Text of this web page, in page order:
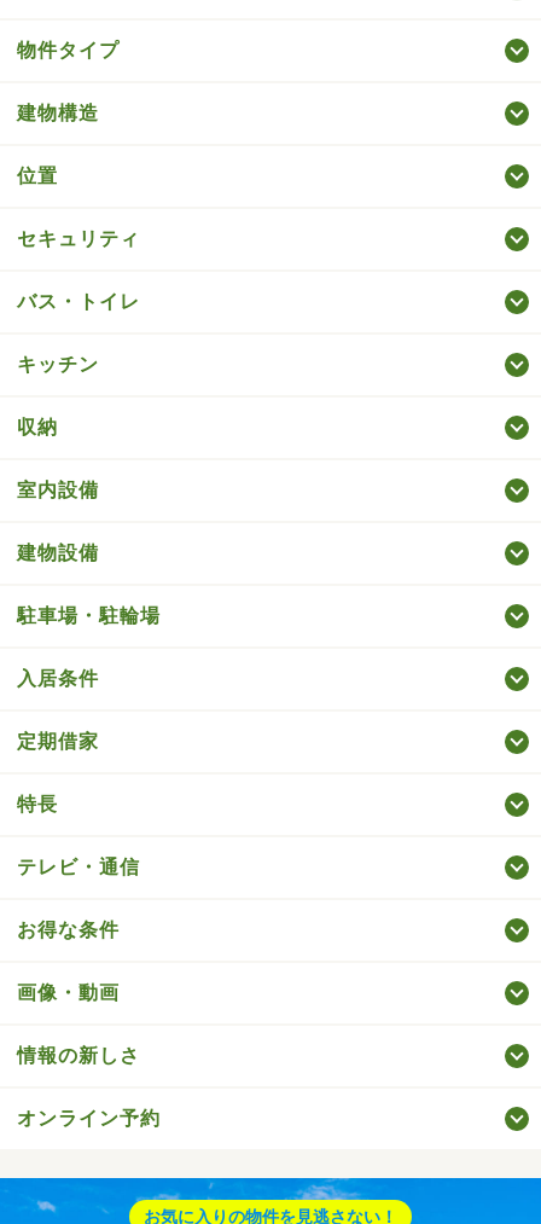
物件タイプ
建物構造
位置
セキュリティ
バス・トイレ
キッチン
収納
室内設備
建物設備
駐車場・駐輪場
入居条件
定期借家
特長
テレビ・通信
お得な条件
画像・動画
情報の新しさ
オンライン予約
お気に入りの物件を見逃さない！